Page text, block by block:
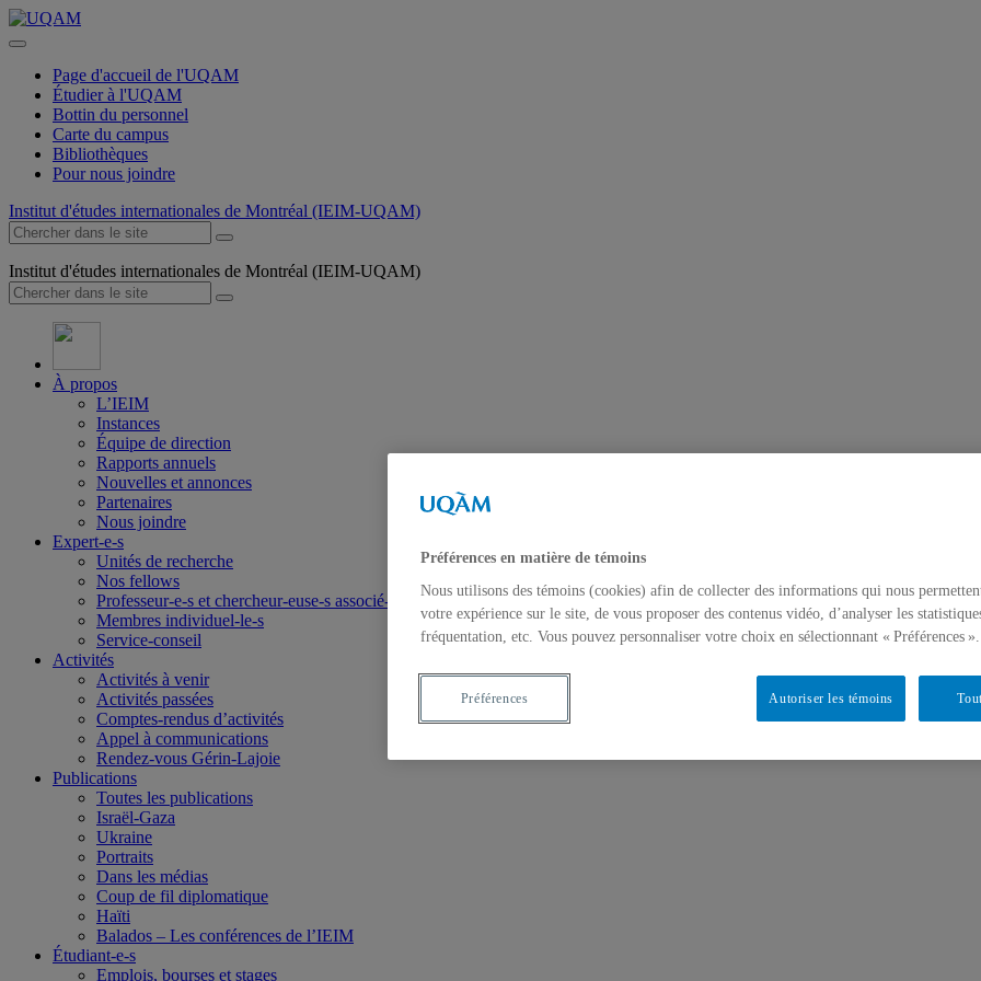
Page d'accueil de l'UQAM
Étudier à l'UQAM
Bottin du personnel
Carte du campus
Bibliothèques
Pour nous joindre
Institut d'études internationales de Montréal (IEIM-UQAM)
Institut d'études internationales de Montréal (IEIM-UQAM)
À propos
L’IEIM
Instances
Équipe de direction
Rapports annuels
Nouvelles et annonces
Partenaires
Nous joindre
Expert-e-s
Unités de recherche
Nos fellows
Professeur-e-s et chercheur-euse-s associé-e-s
Membres individuel-le-s
Service-conseil
Activités
Activités à venir
Activités passées
Comptes-rendus d’activités
Appel à communications
Rendez-vous Gérin-Lajoie
Publications
Toutes les publications
Israël-Gaza
Ukraine
Portraits
Dans les médias
Coup de fil diplomatique
Haïti
Balados – Les conférences de l’IEIM
Étudiant-e-s
Emplois, bourses et stages
Préférences en matière de témoins
Nous utilisons des témoins (cookies) afin de collecter des informations qui nous
votre expérience sur le site, de vous proposer des contenus vidéo, d’analyser les
fréquentation, etc. Vous pouvez personnaliser votre choix en sélectionnant « Préférences ».
Autoriser les témoins
Préférences